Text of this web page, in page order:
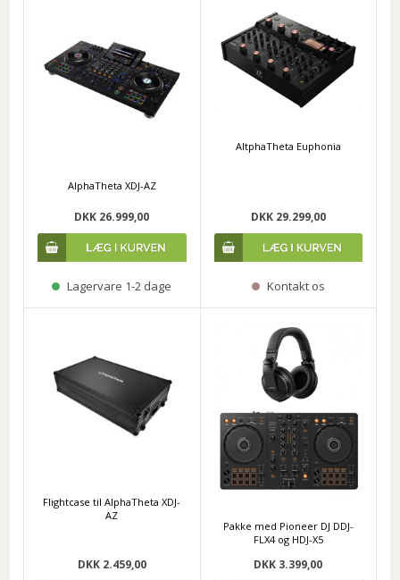
AlphaTheta XDJ-AZ
DKK 26.999,00
Lagervare 1-2 dage
AltphaTheta Euphonia
DKK 29.299,00
Kontakt os
Flightcase til AlphaTheta XDJ-
AZ
DKK 2.459,00
Pakke med Pioneer DJ DDJ-
FLX4 og HDJ-X5
DKK 3.399,00